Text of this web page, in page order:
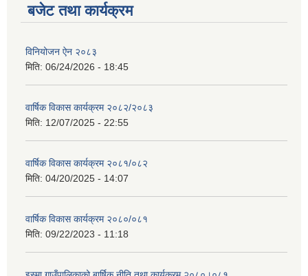
बजेट तथा कार्यक्रम
विनियोजन ऐन २०८३
मिति: 06/24/2026 - 18:45
वार्षिक विकास कार्यक्रम २०८२/२०८३
मिति: 12/07/2025 - 22:55
वार्षिक विकास कार्यक्रम २०८१/०८२
मिति: 04/20/2025 - 14:07
वार्षिक विकास कार्यक्रम २०८०/०८१
मिति: 09/22/2023 - 11:18